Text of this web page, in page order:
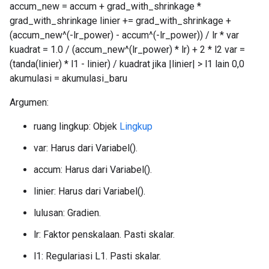
accum_new = accum + grad_with_shrinkage *
grad_with_shrinkage linier += grad_with_shrinkage +
(accum_new^(-lr_power) - accum^(-lr_power)) / lr * var
kuadrat = 1.0 / (accum_new^(lr_power) * lr) + 2 * l2 var =
(tanda(linier) * l1 - linier) / kuadrat jika |linier| > l1 lain 0,0
akumulasi = akumulasi_baru
Argumen:
ruang lingkup: Objek Lingkup
var: Harus dari Variabel().
accum: Harus dari Variabel().
linier: Harus dari Variabel().
lulusan: Gradien.
lr: Faktor penskalaan. Pasti skalar.
l1: Regulariasi L1. Pasti skalar.